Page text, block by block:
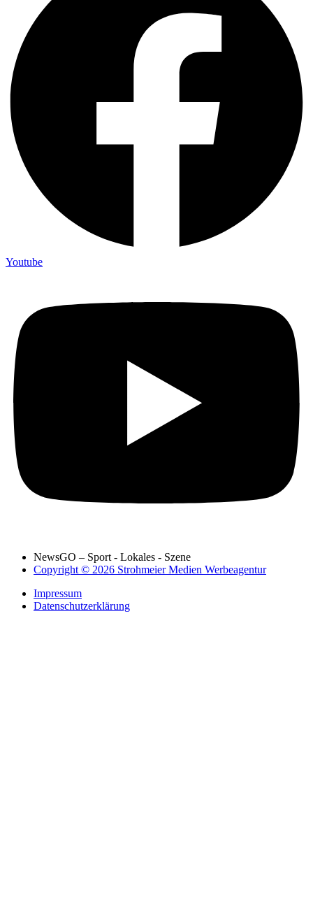
Youtube
NewsGO – Sport - Lokales - Szene
Copyright © 2026 Strohmeier Medien Werbeagentur
Impressum
Datenschutzerklärung